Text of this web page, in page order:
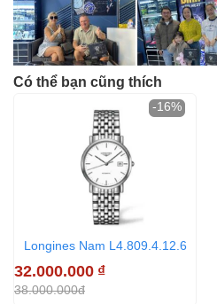
Có thể bạn cũng thích
Longines Nam L4.809.4.12.6
32.000.000 ₫
38.000.000đ
-16%